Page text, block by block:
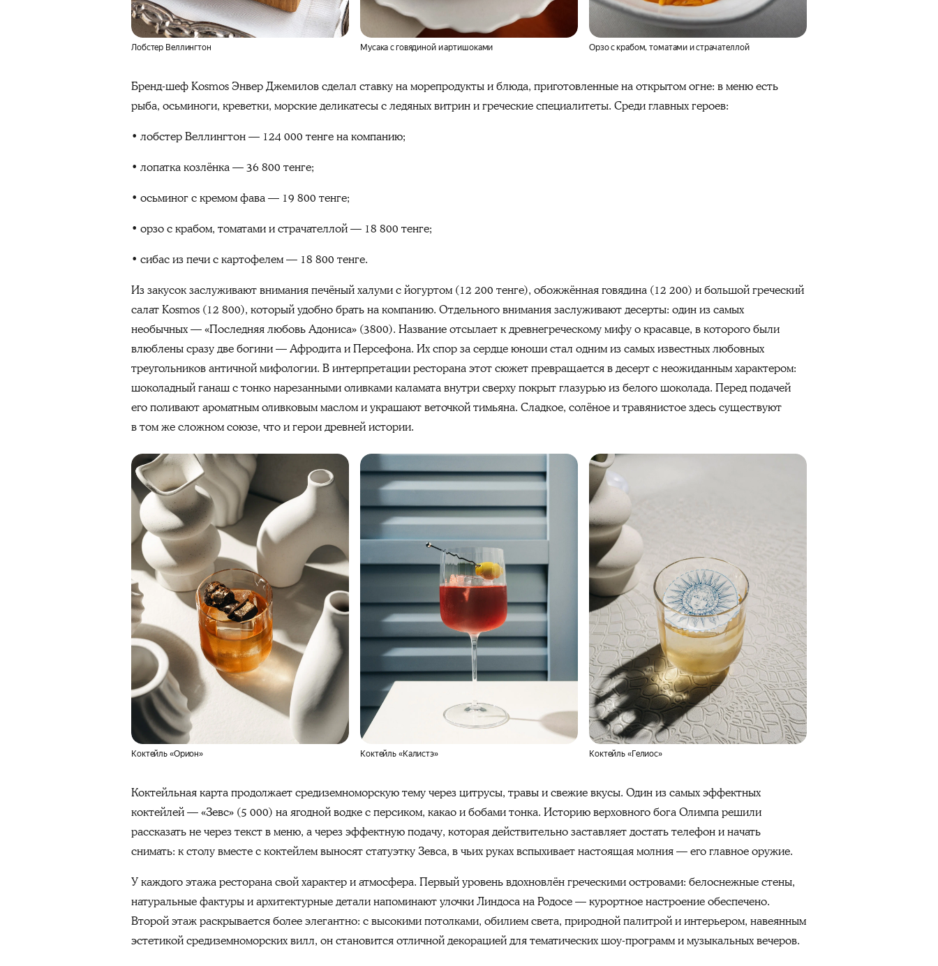
Лобстер Веллингтон Мусака с говядиной и артишоками Орзо с крабом, томатами и страчателлой
Бренд-шеф Kosmos Энвер Джемилов сделал ставку на морепродукты и блюда, приготовленные на открытом огне: в меню есть
рыба, осьминоги, креветки, морские деликатесы с ледяных витрин и греческие специалитеты. Среди главных героев:
• лобстер Веллингтон — 124 000 тенге на компанию;
• лопатка козлёнка — 36 800 тенге;
• осьминог с кремом фава — 19 800 тенге;
• орзо с крабом, томатами и страчателлой — 18 800 тенге;
• сибас из печи с картофелем — 18 800 тенге.
Из закусок заслуживают внимания печёный халуми с йогуртом (12 200 тенге), обожжённая говядина (12 200) и большой греческий
салат Kosmos (12 800), который удобно брать на компанию. Отдельного внимания заслуживают десерты: один из самых
необычных — «Последняя любовь Адониса» (3800). Название отсылает к древнегреческому мифу о красавце, в которого были
влюблены сразу две богини — Афродита и Персефона. Их спор за сердце юноши стал одним из самых известных любовных
треугольников античной мифологии. В интерпретации ресторана этот сюжет превращается в десерт с неожиданным характером:
шоколадный ганаш с тонко нарезанными оливками каламата внутри сверху покрыт глазурью из белого шоколада. Перед подачей
его поливают ароматным оливковым маслом и украшают веточкой тимьяна. Сладкое, солёное и травянистое здесь существуют
в том же сложном союзе, что и герои древней истории.
Коктейль «Орион» Коктейль «Калистэ» Коктейль «Гелиос»
Коктейльная карта продолжает средиземноморскую тему через цитрусы, травы и свежие вкусы. Один из самых эффектных
коктейлей — «Зевс» (5 000) на ягодной водке с персиком, какао и бобами тонка. Историю верховного бога Олимпа решили
рассказать не через текст в меню, а через эффектную подачу, которая действительно заставляет достать телефон и начать
снимать: к столу вместе с коктейлем выносят статуэтку Зевса, в чьих руках вспыхивает настоящая молния — его главное оружие.
У каждого этажа ресторана свой характер и атмосфера. Первый уровень вдохновлён греческими островами: белоснежные стены,
натуральные фактуры и архитектурные детали напоминают улочки Линдоса на Родосе — курортное настроение обеспечено.
Второй этаж раскрывается более элегантно: с высокими потолками, обилием света, природной палитрой и интерьером, навеянным
эстетикой средиземноморских вилл, он становится отличной декорацией для тематических шоу-программ и музыкальных вечеров.